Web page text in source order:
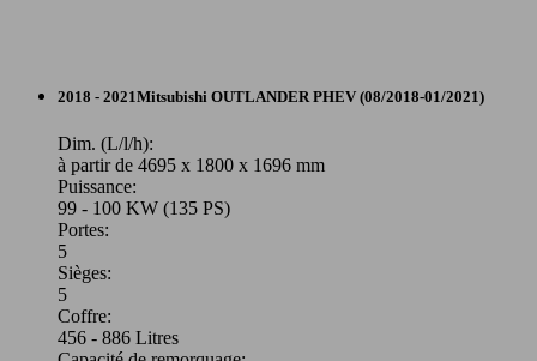
2018 - 2021Mitsubishi OUTLANDER PHEV (08/2018-01/2021)
Dim. (L/l/h):
à partir de 4695 x 1800 x 1696 mm
Puissance:
99 - 100 KW (135 PS)
Portes:
5
Sièges:
5
Coffre:
456 - 886 Litres